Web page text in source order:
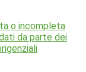
o incompleta
da parte dei